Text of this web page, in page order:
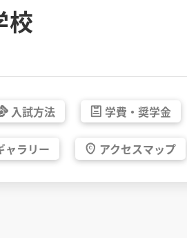
校
入試方法 学費・ 奨学金
ャラリー アクセスマップ